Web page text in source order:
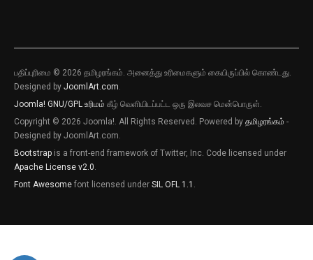
பதிப்புரிமை © 2026 தமிழரங்கம். அனைத்து உரிமைகளும் கையிருப்பில் கொண்டது.
Designed by JoomlArt.com.
Joomla! GNU/GPL உரிமம் கீழ் வெளியிடப்பட்ட ஒரு இலவச மென்பொருள்.
Copyright © 2026 Joomla!. All Rights Reserved. Powered by தமிழரங்கம் -
Designed by JoomlArt.com.
Bootstrap is a front-end framework of Twitter, Inc. Code licensed under
Apache License v2.0.
Font Awesome font licensed under SIL OFL 1.1 .